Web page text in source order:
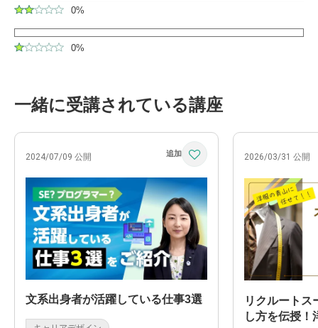
0%
0%
一緒に受講されている講座
2024/07/09 公開
文系出身者が活躍している仕事3選
2026/03/31 公開
リクルートス
し方を伝授！